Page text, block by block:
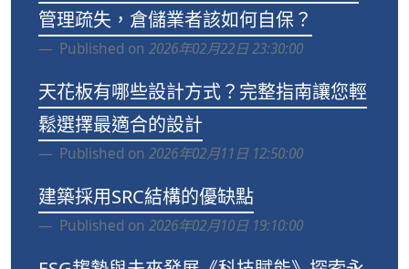
管理疏失，倉儲業者該如何自保？
Published on 2026年02月22日 23:30:00
天花板有哪些設計方式？完整指南讓您輕
鬆選擇最適合的設計
Published on 2026年02月11日 12:50:00
建築採用SRC結構的優缺點
Published on 2026年02月10日 19:10:00